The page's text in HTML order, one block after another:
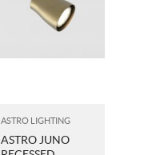
ASTRO LIGHTING
ASTRO JUNO